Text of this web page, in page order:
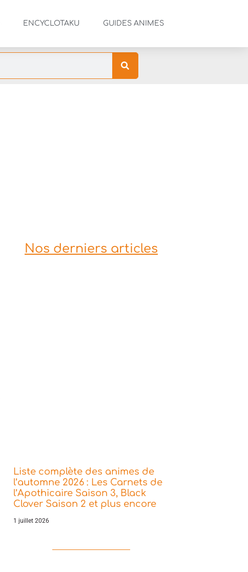
ENCYCLOTAKU GUIDES ANIMES
Nos derniers articles
Liste complète des animes de
l’automne 2026 : Les Carnets de
l’Apothicaire Saison 3, Black
Clover Saison 2 et plus encore
1 juillet 2026